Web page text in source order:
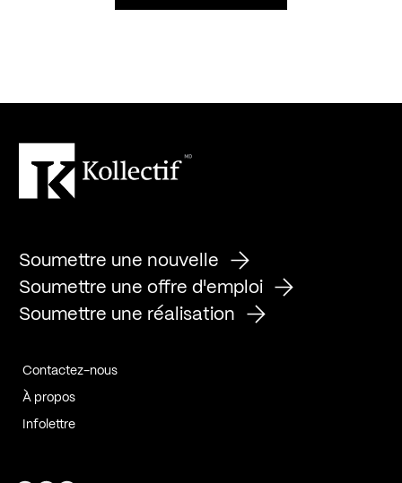
Soumettre une nouvelle
Soumettre une offre d'emploi
Soumettre une réalisation
Contactez-nous
À propos
Infolettre